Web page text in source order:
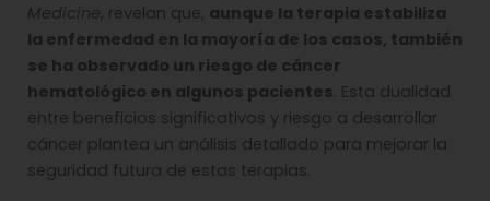
Medicine, revelan que, aunque la terapia estabiliza
la enfermedad en la mayoría de los casos, también
se ha observado un riesgo de cáncer
hematológico en algunos pacientes. Esta dualidad
entre beneficios significativos y riesgo a desarrollar
cáncer plantea un análisis detallado para mejorar la
seguridad futura de estas terapias.